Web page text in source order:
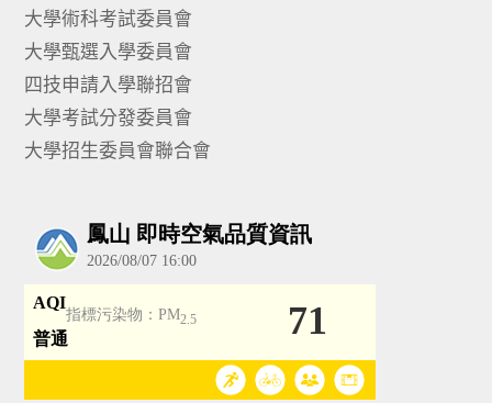
大學術科考試委員會
大學甄選入學委員會
四技申請入學聯招會
大學考試分發委員會
大學招生委員會聯合會